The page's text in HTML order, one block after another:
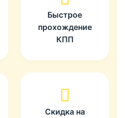
Быстрое
прохождение
КПП
Скидка на